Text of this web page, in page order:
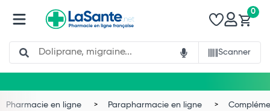
Search
Scanner
0
Pharmacie en ligne Parapharmacie en ligne